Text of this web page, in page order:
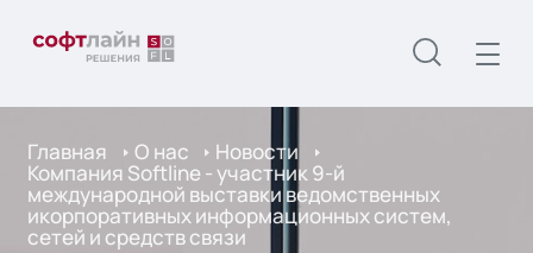
Главная О нас Новости
Компания Softline - участник 9-й
международной выставки ведомственных
икорпоративных информационных систем,
сетей и средств связи